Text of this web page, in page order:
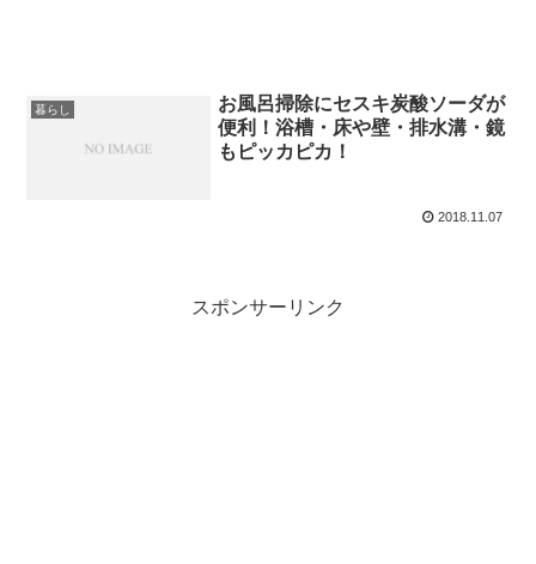
暮らし
お風呂掃除にセスキ炭酸ソーダが
便利！浴槽・床や壁・排水溝・鏡
もピッカピカ！
2018.11.07
スポンサーリンク